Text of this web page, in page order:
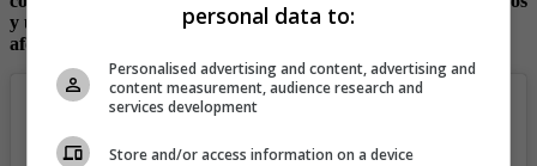
y un pabellón tipo auditorio con silletería que cuenta con un
aforo de 1.500 usuarios.
personal data to:
Personalised advertising and content, advertising and
content measurement, audience research and
services development
Store and/or access information on a device